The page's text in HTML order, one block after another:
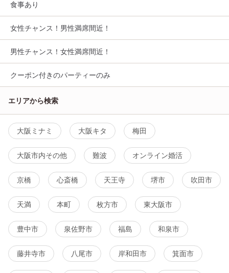
食事あり
女性チャンス！男性満席間近！
男性チャンス！女性満席間近！
クーポン付きのパーティーのみ
エリアから検索
大阪ミナミ 大阪キタ 梅田
大阪市内その他 難波 オンライン婚活
京橋 心斎橋 天王寺 堺市 吹田市
天満 本町 枚方市 東大阪市
豊中市 泉佐野市 福島 和泉市
藤井寺市 八尾市 岸和田市 箕面市